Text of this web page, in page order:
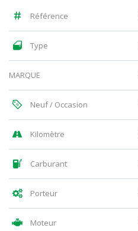
Référence
Type
MARQUE
Neuf / Occasion
Kilomètre
Carburant
Porteur
Moteur